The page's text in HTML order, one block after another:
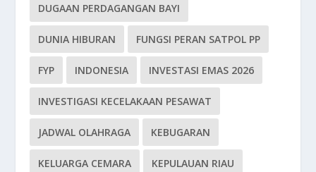
DUGAAN PERDAGANGAN BAYI
DUNIA HIBURAN FUNGSI PERAN SATPOL PP
FYP INDONESIA INVESTASI EMAS 2026
INVESTIGASI KECELAKAAN PESAWAT
JADWAL OLAHRAGA KEBUGARAN
KELUARGA CEMARA KEPULAUAN RIAU